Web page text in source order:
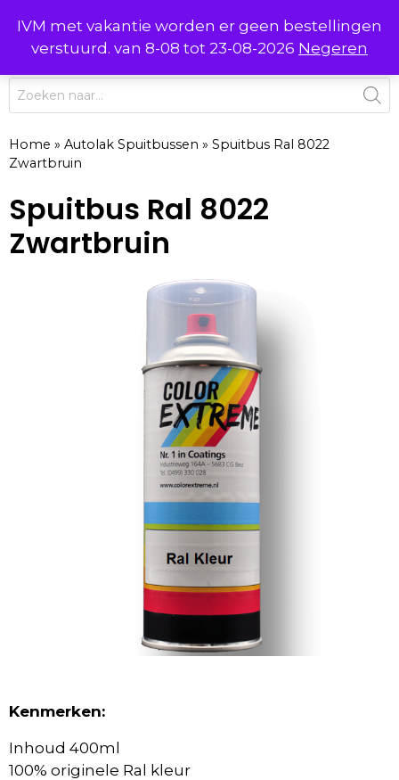
IVM met vakantie worden er geen bestellingen
verstuurd. van 8-08 tot 23-08-2026 Negeren
naar
inhoud
0 MENU
Producten
zoeken
Home » Autolak Spuitbussen » Spuitbus Ral 8022
Zwartbruin
Spuitbus Ral 8022
Zwartbruin
Kenmerken:
Inhoud 400ml
100% originele Ral kleur